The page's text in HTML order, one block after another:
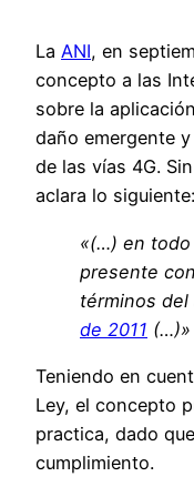
La ANI, en
concepto a las
sobre la
daño emergente
de las vías 4G.
aclara lo siguiente:
«(…) en
presente
términos
de 2011 (…)»
Teniendo en
Ley, el concepto
practica, dado
cumplimiento.